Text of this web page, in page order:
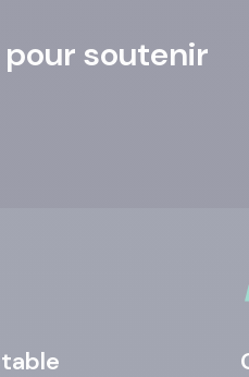
pour soutenir